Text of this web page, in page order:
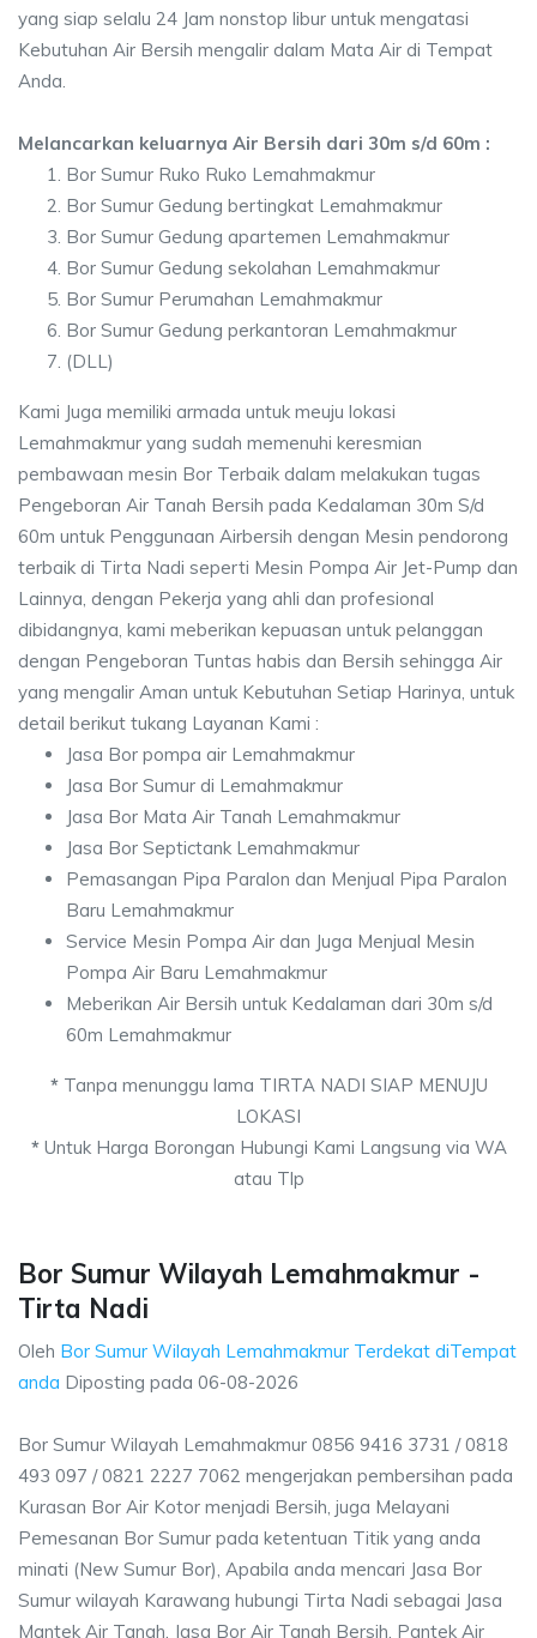
yang siap selalu 24 Jam nonstop libur untuk mengatasi
Kebutuhan Air Bersih mengalir dalam Mata Air di Tempat
Anda.
Melancarkan keluarnya Air Bersih dari 30m s/d 60m :
Bor Sumur Ruko Ruko Lemahmakmur
Bor Sumur Gedung bertingkat Lemahmakmur
Bor Sumur Gedung apartemen Lemahmakmur
Bor Sumur Gedung sekolahan Lemahmakmur
Bor Sumur Perumahan Lemahmakmur
Bor Sumur Gedung perkantoran Lemahmakmur
(DLL)
Kami Juga memiliki armada untuk meuju lokasi
Lemahmakmur yang sudah memenuhi keresmian
pembawaan mesin Bor Terbaik dalam melakukan tugas
Pengeboran Air Tanah Bersih pada Kedalaman 30m S/d
60m untuk Penggunaan Airbersih dengan Mesin pendorong
terbaik di Tirta Nadi seperti Mesin Pompa Air Jet-Pump dan
Lainnya, dengan Pekerja yang ahli dan profesional
dibidangnya, kami meberikan kepuasan untuk pelanggan
dengan Pengeboran Tuntas habis dan Bersih sehingga Air
yang mengalir Aman untuk Kebutuhan Setiap Harinya, untuk
detail berikut tukang Layanan Kami :
Jasa Bor pompa air Lemahmakmur
Jasa Bor Sumur di Lemahmakmur
Jasa Bor Mata Air Tanah Lemahmakmur
Jasa Bor Septictank Lemahmakmur
Pemasangan Pipa Paralon dan Menjual Pipa Paralon
Baru Lemahmakmur
Service Mesin Pompa Air dan Juga Menjual Mesin
Pompa Air Baru Lemahmakmur
Meberikan Air Bersih untuk Kedalaman dari 30m s/d
60m Lemahmakmur
*Tanpa menunggu lama TIRTA NADI SIAP MENUJU
LOKASI
*Untuk Harga Borongan Hubungi Kami Langsung via WA
atau Tlp
Bor Sumur Wilayah Lemahmakmur -
Tirta Nadi
Oleh Bor Sumur Wilayah Lemahmakmur Terdekat diTempat
anda Diposting pada 06-08-2026
Bor Sumur Wilayah Lemahmakmur 0856 9416 3731 / 0818
493 097 / 0821 2227 7062 mengerjakan pembersihan pada
Kurasan Bor Air Kotor menjadi Bersih, juga Melayani
Pemesanan Bor Sumur pada ketentuan Titik yang anda
minati (New Sumur Bor), Apabila anda mencari Jasa Bor
Sumur wilayah Karawang hubungi Tirta Nadi sebagai Jasa
Mantek Air Tanah, Jasa Bor Air Tanah Bersih, Pantek Air